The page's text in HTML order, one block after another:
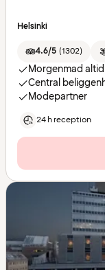
Helsinki
4.6/5 (1302)
Morgenmad
Central
Modepartner
24 h reception